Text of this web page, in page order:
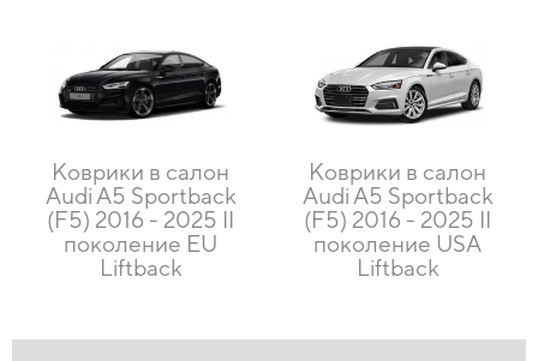
Коврики в салон
Audi A5 Sportback
(F5) 2016 - 2025 II
поколение EU
Liftback
Коврики в салон
Audi A5 Sportback
(F5) 2016 - 2025 II
поколение USA
Liftback